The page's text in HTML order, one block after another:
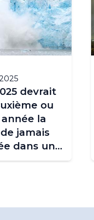
devrait
ou
la
jamais
dans un